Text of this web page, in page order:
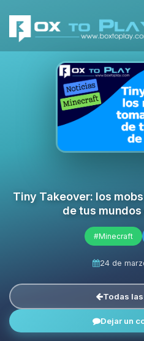
Tiny Takeover: los
de tus
#Minecraft
24 de
Todas
Dejar un